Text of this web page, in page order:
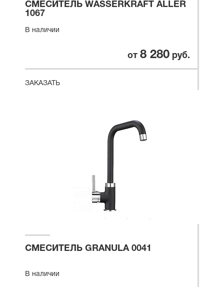
СМЕСИТЕЛЬ WASSERKRAFT ALLER
1067
В наличии
от 8 280 руб.
ЗАКАЗАТЬ
СМЕСИТЕЛЬ GRANULA 0041
В наличии